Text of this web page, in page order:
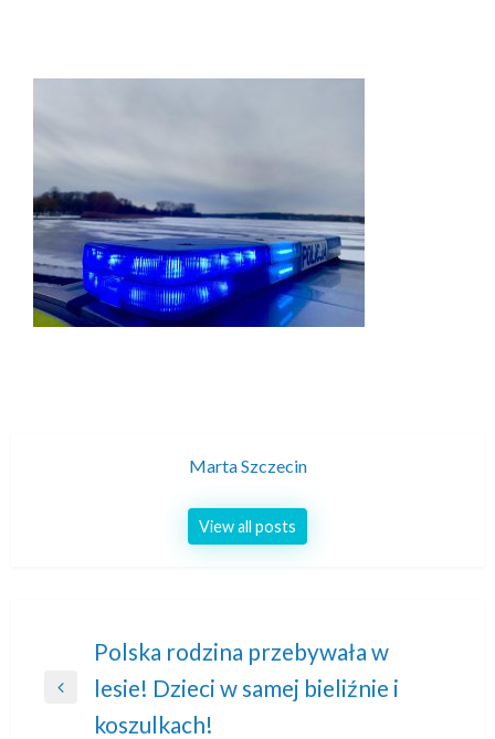
Marta Szczecin
View all posts
Nawigacja
wpisu
Previous
Polska rodzina przebywała w
lesie! Dzieci w samej bieliźnie i
koszulkach!